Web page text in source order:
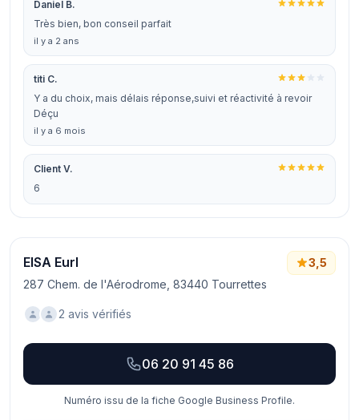
Daniel B.
Très bien, bon conseil parfait
il y a 2 ans
titi C.
Y a du choix, mais délais réponse,suivi et réactivité à revoir
Déçu
il y a 6 mois
Client V.
6
EISA Eurl
287 Chem. de l'Aérodrome, 83440 Tourrettes
3,5
2 avis vérifiés
06 20 91 45 86
Numéro issu de la fiche Google Business Profile.